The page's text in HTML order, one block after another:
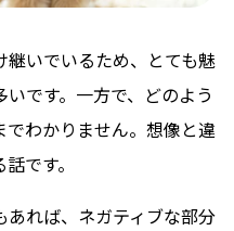
いでいるため、とても魅
です。一方で、どのよう
わかりません。想像と違
です。
れば、ネガティブな部分